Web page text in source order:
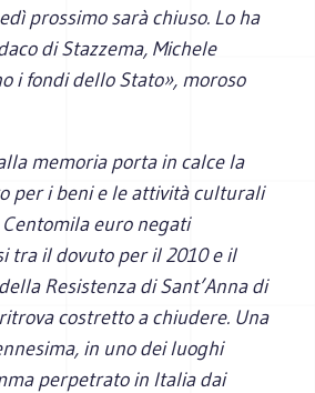
prossimo sarà chiuso. Lo ha
di Stazzema, Michele
i fondi dello Stato», moroso
memoria porta in calce la
per i beni e le attività culturali
euro negati
tra il dovuto per il 2010 e il
Resistenza di Sant’Anna di
costretto a chiudere. Una
in uno dei luoghi
perpetrato in Italia dai